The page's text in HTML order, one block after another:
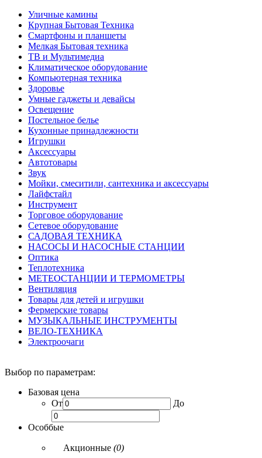
Уличные камины
Крупная Бытовая Техника
Смартфоны и планшеты
Мелкая Бытовая техника
ТВ и Мультимедиа
Климатическое оборудование
Компьютерная техника
Здоровье
Умные гаджеты и девайсы
Освещение
Постельное белье
Кухонные принадлежности
Игрушки
Аксессуары
Автотовары
Звук
Мойки, смеситили, сантехника и аксессуары
Лайфстайл
Инструмент
Торговое оборудование
Сетевое оборудование
САДОВАЯ ТЕХНИКА
НАСОСЫ И НАСОСНЫЕ СТАНЦИИ
Оптика
Теплотехника
МЕТЕОСТАНЦИИ И ТЕРМОМЕТРЫ
Вентиляция
Товары для детей и игрушки
Фермерские товары
МУЗЫКАЛЬНЫЕ ИНСТРУМЕНТЫ
ВЕЛО-ТЕХНИКА
Электроочаги
Выбор по параметрам:
Базовая цена
От
До
Особбые
Акционные (0)